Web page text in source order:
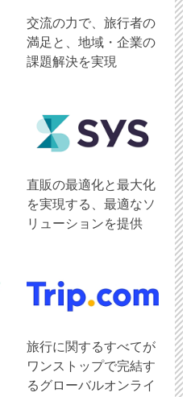
交流の力で、旅行者の
満足と、地域・企業の
課題解決を実現
直販の最適化と最大化
を実現する、最適なソ
リューションを提供
旅行に関するすべてが
ワンストップで完結す
るグローバルオンライ